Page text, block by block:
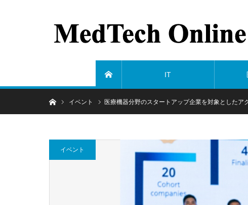
IT
ホームイベント 医療機器分野のスタートアップ企業を対象としたア
イベント